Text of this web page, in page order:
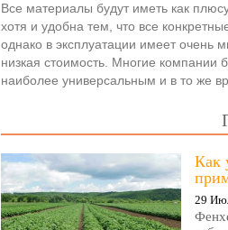
Все материалы будут иметь как
хотя и удобна тем, что все
однако в эксплуатации имеет очень
низкая стоимость. Многие компании
наиболее универсальным и в то же
Как
29